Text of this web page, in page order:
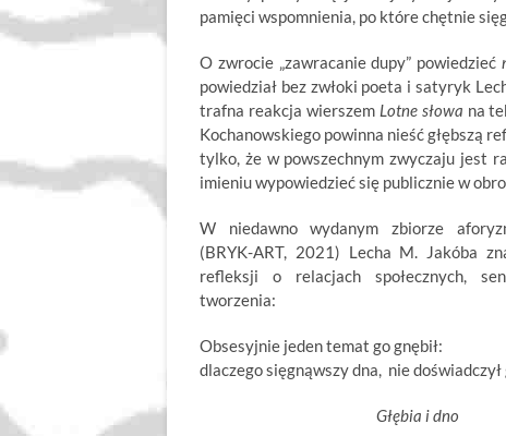
pamięci wspomnienia, po które chętnie
O zwrocie „zawracanie dupy” powiedzieć
powiedział bez zwłoki poeta i satyryk
trafna reakcja wierszem Lotne słowa na
Kochanowskiego powinna nieść głębszą
tylko, że w powszechnym zwyczaju jest
imieniu wypowiedzieć się publicznie w
W niedawno wydanym zbiorze
(BRYK-ART, 2021) Lecha M. Jakóba
refleksji o relacjach społecznych,
tworzenia:
Obsesyjnie jeden temat go gnębił:
dlaczego sięgnąwszy dna, nie doświadczył
Głębia i dno